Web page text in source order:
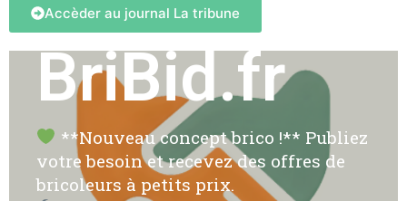
Accèder au journal La tribune
BriBid.fr
**Nouveau concept brico !** Publiez
votre besoin et recevez des offres de
bricoleurs à petits prix.